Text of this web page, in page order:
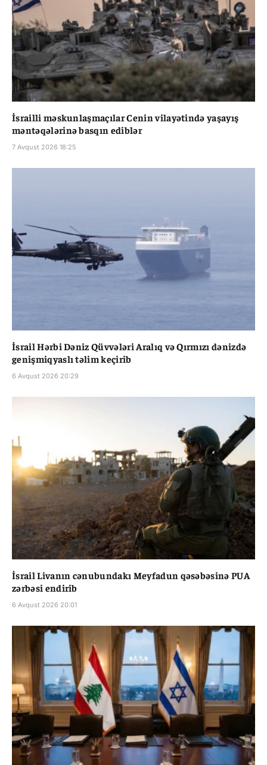
İsrailli məskunlaşmaçılar Cenin vilayətində yaşayış
məntəqələrinə basqın ediblər
7 Avqust 2026 18:25
İsrail Hərbi Dəniz Qüvvələri Aralıq və Qırmızı dənizdə
genişmiqyaslı təlim keçirib
6 Avqust 2026 20:29
İsrail Livanın cənubundakı Meyfadun qəsəbəsinə PUA
zərbəsi endirib
6 Avqust 2026 20:01